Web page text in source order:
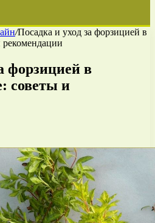
/Посадка и уход за форзицией в
рекомендации
форзицией в
советы и